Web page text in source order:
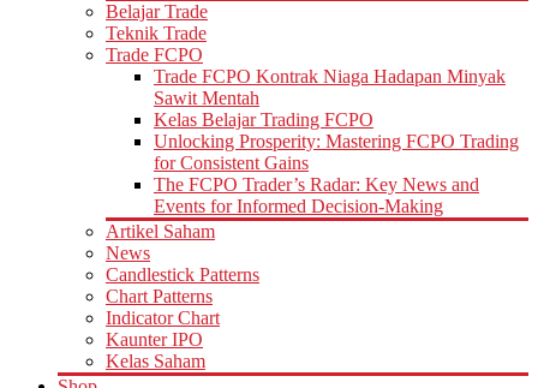
Belajar Trade
Teknik Trade
Trade FCPO
Trade FCPO Kontrak Niaga Hadapan Minyak
Sawit Mentah
Kelas Belajar Trading FCPO
Unlocking Prosperity: Mastering FCPO Trading
for Consistent Gains
The FCPO Trader’s Radar: Key News and
Events for Informed Decision-Making
Artikel Saham
News
Candlestick Patterns
Chart Patterns
Indicator Chart
Kaunter IPO
Kelas Saham